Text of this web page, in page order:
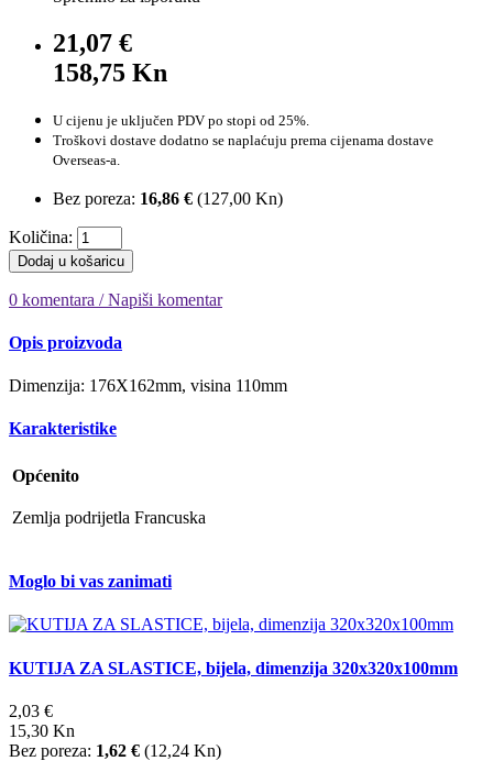
21,07 €
158,75 Kn
U cijenu je uključen PDV po stopi od 25%.
Troškovi dostave dodatno se naplaćuju prema cijenama dostave
Overseas-a.
Bez poreza: 16,86 € (127,00 Kn)
Količina:
Dodaj u košaricu
0 komentara / Napiši komentar
Opis proizvoda
Dimenzija: 176X162mm, visina 110mm
Karakteristike
Općenito
Zemlja podrijetla Francuska
Moglo bi vas zanimati
KUTIJA ZA SLASTICE, bijela, dimenzija 320x320x100mm
2,03 €
15,30 Kn
Bez poreza: 1,62 € (12,24 Kn)